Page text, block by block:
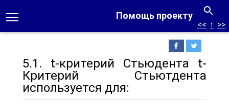
Помощь проекту
<< ↑ >>
5.1. t-критерий Стьюдента t-
Критерий Стьютдента
используется для: